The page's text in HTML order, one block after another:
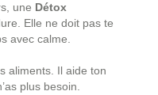
une Détox
Elle ne doit pas te
avec calme.
aliments. Il aide ton
plus besoin.